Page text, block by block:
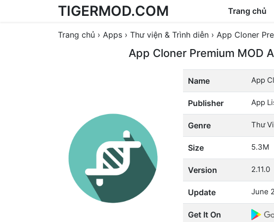
TIGERMOD.COM Trang chủ
Trang chủ › Apps › Thư viện & Trình diễn › App Cloner
App Cloner Premium MOD
Name App
Publisher App
Genre Thư
Size 5.3M
Version 2.11.0
Update June
Get It On